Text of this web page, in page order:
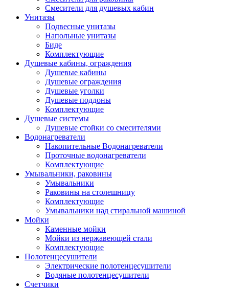
Смесители для душевых кабин
Унитазы
Подвесные унитазы
Напольные унитазы
Биде
Комплектующие
Душевые кабины, ограждения
Душевые кабины
Душевые ограждения
Душевые уголки
Душевые поддоны
Комплектующие
Душевые системы
Душевые стойки со смесителями
Водонагреватели
Накопительные Водонагреватели
Проточные водонагреватели
Комплектующие
Умывальники, раковины
Умывальники
Раковины на столешницу
Комплектующие
Умывальники над стиральной машиной
Мойки
Каменные мойки
Мойки из нержавеющей стали
Комплектующие
Полотенцесушители
Электрические полотенцесушители
Водяные полотенцесушители
Счетчики